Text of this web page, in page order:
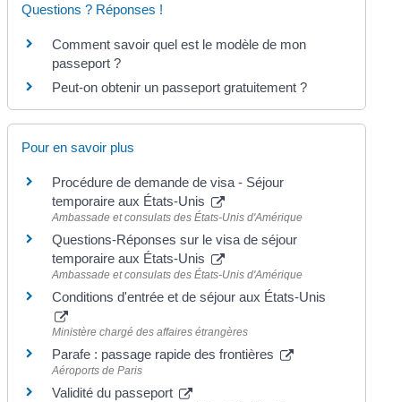
Questions ? Réponses !
Comment savoir quel est le modèle de mon
passeport ?
Peut-on obtenir un passeport gratuitement ?
Pour en savoir plus
Procédure de demande de visa - Séjour
temporaire aux États-Unis
Ambassade et consulats des États-Unis d'Amérique
Questions-Réponses sur le visa de séjour
temporaire aux États-Unis
Ambassade et consulats des États-Unis d'Amérique
Conditions d'entrée et de séjour aux États-Unis
Ministère chargé des affaires étrangères
Parafe : passage rapide des frontières
Aéroports de Paris
Validité du passeport